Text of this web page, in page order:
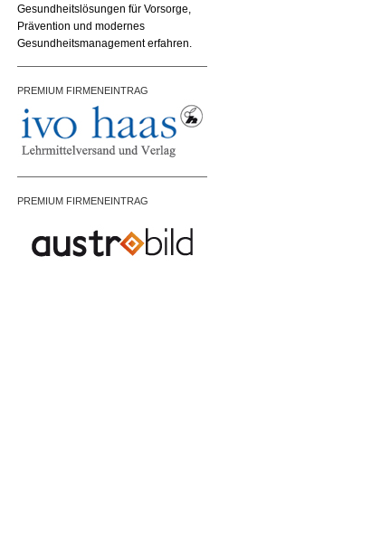
Gesundheitslösungen für Vorsorge,
Prävention und modernes
Gesundheitsmanagement erfahren.
PREMIUM FIRMENEINTRAG
PREMIUM FIRMENEINTRAG